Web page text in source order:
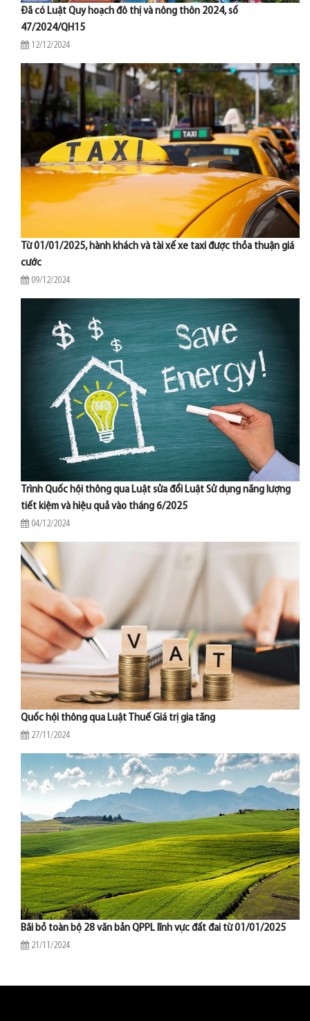
Đã có Luật Quy hoạch đô thị và nông thôn 2024, số
47/2024/QH15
12/12/2024
Từ 01/01/2025, hành khách và tài xế xe taxi được thỏa thuận giá
cước
09/12/2024
Trình Quốc hội thông qua Luật sửa đổi Luật Sử dụng năng lượng
tiết kiệm và hiệu quả vào tháng 6/2025
04/12/2024
Quốc hội thông qua Luật Thuế Giá trị gia tăng
27/11/2024
Bãi bỏ toàn bộ 28 văn bản QPPL lĩnh vực đất đai từ 01/01/2025
21/11/2024